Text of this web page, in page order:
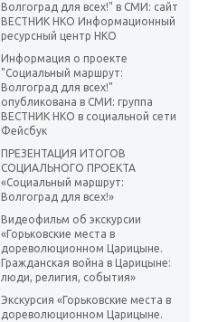
Волгоград для всех!" в СМИ: сайт
ВЕСТНИК НКО Информационный
ресурсный центр НКО
Информация о проекте
"Социальный маршрут:
Волгоград для всех!"
опубликована в СМИ: группа
ВЕСТНИК НКО в социальной сети
Фейсбук
ПРЕЗЕНТАЦИЯ ИТОГОВ
СОЦИАЛЬНОГО ПРОЕКТА
«Социальный маршрут:
Волгоград для всех!»
Видеофильм об экскурсии
«Горьковские места в
дореволюционном Царицыне.
Гражданская война в Царицыне:
люди, религия, события»
Экскурсия «Горьковские места в
дореволюционном Царицыне.